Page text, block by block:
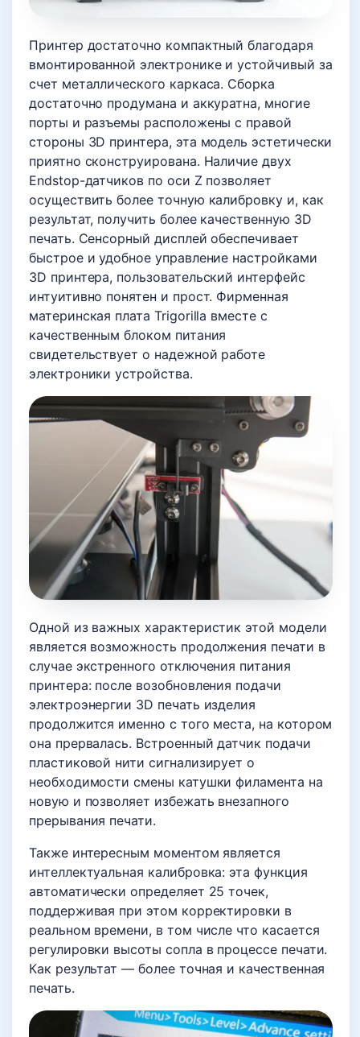
Принтер достаточно компактный благодаря
вмонтированной электронике и устойчивый за
счет металлического каркаса. Сборка
достаточно продумана и аккуратна, многие
порты и разъемы расположены с правой
стороны 3D принтера, эта модель эстетически
приятно сконструирована. Наличие двух
Endstop-датчиков по оси Z позволяет
осуществить более точную калибровку и, как
результат, получить более качественную 3D
печать. Сенсорный дисплей обеспечивает
быстрое и удобное управление настройками
3D принтера, пользовательский интерфейс
интуитивно понятен и прост. Фирменная
материнская плата Trigorilla вместе с
качественным блоком питания
свидетельствует о надежной работе
электроники устройства.
Одной из важных характеристик этой модели
является возможность продолжения печати в
случае экстренного отключения питания
принтера: после возобновления подачи
электроэнергии 3D печать изделия
продолжится именно с того места, на котором
она прервалась. Встроенный датчик подачи
пластиковой нити сигнализирует о
необходимости смены катушки филамента на
новую и позволяет избежать внезапного
прерывания печати.
Также интересным моментом является
интеллектуальная калибровка: эта функция
автоматически определяет 25 точек,
поддерживая при этом корректировки в
реальном времени, в том числе что касается
регулировки высоты сопла в процессе печати.
Как результат — более точная и качественная
печать.